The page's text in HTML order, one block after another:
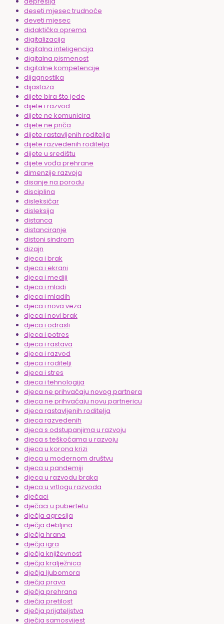
deseti mjesec trudnoće
deveti mjesec
didaktička oprema
digitalizacija
digitalna inteligencija
digitalna pismenost
digitalne kompetencije
dijagnostika
dijastaza
dijete bira što jede
dijete i razvod
dijete ne komunicira
dijete ne priča
dijete rastavljenih roditelja
dijete razvedenih roditelja
dijete u središtu
dijete vođa prehrane
dimenzije razvoja
disanje na porodu
disciplina
disleksičar
disleksija
distanca
distanciranje
distoni sindrom
dizajn
djeca i brak
djeca i ekrani
djeca i mediji
djeca i mladi
djeca i mladih
djeca i nova veza
djeca i novi brak
djeca i odrasli
djeca i potres
djeca i rastava
djeca i razvod
djeca i roditelji
djeca i stres
djeca i tehnologija
djeca ne prihvaćaju novog partnera
djeca ne prihvaćaju novu partnericu
djeca rastavljenih roditelja
djeca razvedenih
djeca s odstupanjima u razvoju
djeca s teškoćama u razvoju
djeca u korona krizi
djeca u modernom društvu
djeca u pandemiji
djeca u razvodu braka
djeca u vrtlogu razvoda
dječaci
dječaci u pubertetu
dječja agresija
dječja debljina
dječja hrana
dječja igra
dječja književnost
dječja kralježnica
dječja ljubomora
dječja prava
dječja prehrana
dječja pretilost
dječja prijateljstva
dječja samosvijest